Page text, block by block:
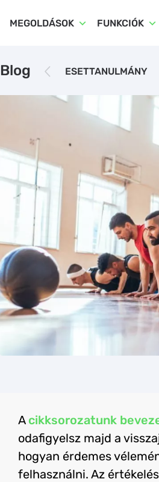
MEGOLDÁSOK FUNKCIÓK
Blog ESETTANULMÁNY
A cikksorozatunk
odafigyelsz majd a
hogyan érdemes
felhasználni. Az